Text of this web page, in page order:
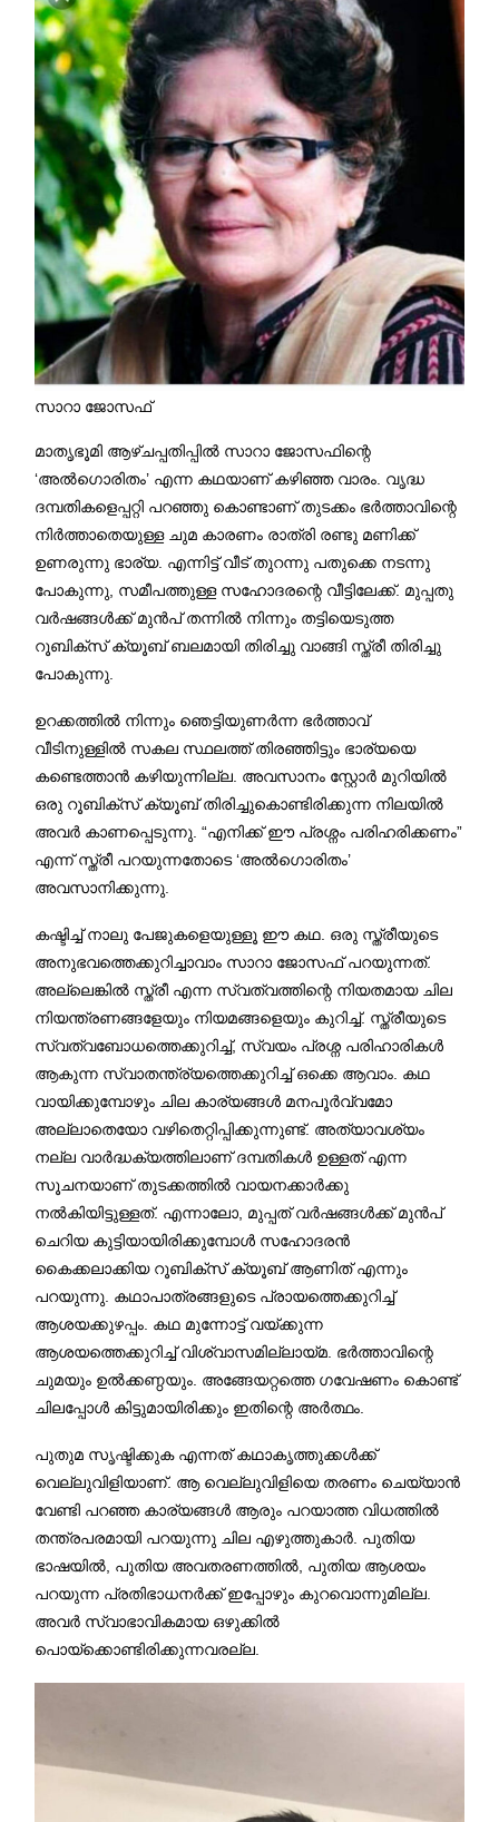
സാറാ ജോസഫ്
മാതൃഭൂമി ആഴ്ചപ്പതിപ്പിൽ സാറാ ജോസഫിന്റെ
‘അൽഗൊരിതം’ എന്ന കഥയാണ് കഴിഞ്ഞ വാരം. വൃദ്ധ
ദമ്പതികളെപ്പറ്റി പറഞ്ഞു കൊണ്ടാണ് തുടക്കം ഭർത്താവിന്റെ
നിർത്താതെയുള്ള ചുമ കാരണം രാത്രി രണ്ടു മണിക്ക്
ഉണരുന്നു ഭാര്യ. എന്നിട്ട് വീട് തുറന്നു പതുക്കെ നടന്നു
പോകുന്നു, സമീപത്തുള്ള സഹോദരന്റെ വീട്ടിലേക്ക്. മുപ്പതു
വർഷങ്ങൾക്ക് മുൻപ് തന്നിൽ നിന്നും തട്ടിയെടുത്ത
റൂബിക്സ് ക്യൂബ് ബലമായി തിരിച്ചു വാങ്ങി സ്ത്രീ തിരിച്ചു
പോകുന്നു.
ഉറക്കത്തിൽ നിന്നും ഞെട്ടിയുണർന്ന ഭർത്താവ്
വീടിനുള്ളിൽ സകല സ്ഥലത്ത് തിരഞ്ഞിട്ടും ഭാര്യയെ
കണ്ടെത്താൻ കഴിയുന്നില്ല. അവസാനം സ്റ്റോർ മുറിയിൽ
ഒരു റൂബിക്സ് ക്യൂബ് തിരിച്ചുകൊണ്ടിരിക്കുന്ന നിലയിൽ
അവർ കാണപ്പെടുന്നു. “എനിക്ക് ഈ പ്രശ്നം പരിഹരിക്കണം”
എന്ന് സ്ത്രീ പറയുന്നതോടെ ‘അൽഗൊരിതം’
അവസാനിക്കുന്നു.
കഷ്ടിച്ച് നാലു പേജുകളെയുള്ളൂ ഈ കഥ. ഒരു സ്ത്രീയുടെ
അനുഭവത്തെക്കുറിച്ചാവാം സാറാ ജോസഫ് പറയുന്നത്.
അല്ലെങ്കിൽ സ്ത്രീ എന്ന സ്വത്വത്തിന്റെ നിയതമായ ചില
നിയന്ത്രണങ്ങളേയും നിയമങ്ങളെയും കുറിച്ച്. സ്ത്രീയുടെ
സ്വത്വബോധത്തെക്കുറിച്ച്, സ്വയം പ്രശ്ന പരിഹാരികൾ
ആകുന്ന സ്വാതന്ത്ര്യത്തെക്കുറിച്ച് ഒക്കെ ആവാം. കഥ
വായിക്കുമ്പോഴും ചില കാര്യങ്ങൾ മനപൂർവ്വമോ
അല്ലാതെയോ വഴിതെറ്റിപ്പിക്കുന്നുണ്ട്. അത്യാവശ്യം
നല്ല വാർദ്ധക്യത്തിലാണ് ദമ്പതികൾ ഉള്ളത് എന്ന
സൂചനയാണ് തുടക്കത്തിൽ വായനക്കാർക്കു
നൽകിയിട്ടുള്ളത്. എന്നാലോ, മുപ്പത് വർഷങ്ങൾക്ക് മുൻപ്
ചെറിയ കുട്ടിയായിരിക്കുമ്പോൾ സഹോദരൻ
കൈക്കലാക്കിയ റൂബിക്സ് ക്യൂബ് ആണിത് എന്നും
പറയുന്നു. കഥാപാത്രങ്ങളുടെ പ്രായത്തെക്കുറിച്ച്
ആശയക്കുഴപ്പം. കഥ മുന്നോട്ട് വയ്ക്കുന്ന
ആശയത്തെക്കുറിച്ച് വിശ്വാസമില്ലായ്മ. ഭർത്താവിന്റെ
ചുമയും ഉൽക്കണ്ഠയും. അങ്ങേയറ്റത്തെ ഗവേഷണം കൊണ്ട്
ചിലപ്പോൾ കിട്ടുമായിരിക്കും ഇതിന്റെ അർത്ഥം.
പുതുമ സൃഷ്ടിക്കുക എന്നത് കഥാകൃത്തുക്കൾക്ക്
വെല്ലുവിളിയാണ്. ആ വെല്ലുവിളിയെ തരണം ചെയ്യാൻ
വേണ്ടി പറഞ്ഞ കാര്യങ്ങൾ ആരും പറയാത്ത വിധത്തിൽ
തന്ത്രപരമായി പറയുന്നു ചില എഴുത്തുകാർ. പുതിയ
ഭാഷയിൽ, പുതിയ അവതരണത്തിൽ, പുതിയ ആശയം
പറയുന്ന പ്രതിഭാധനർക്ക് ഇപ്പോഴും കുറവൊന്നുമില്ല.
അവർ സ്വാഭാവികമായ ഒഴുക്കിൽ
പൊയ്ക്കൊണ്ടിരിക്കുന്നവരല്ല.